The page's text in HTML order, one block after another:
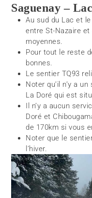
Saguenay –
Au sud du Lac et
entre St-Nazaire
moyennes.
Pour tout le reste
bonnes.
Le sentier TQ93
Noter qu’il n’y a
La Doré qui est
Il n’y a aucun
Doré et
de 170km si vous
Noter que le
l’hiver.